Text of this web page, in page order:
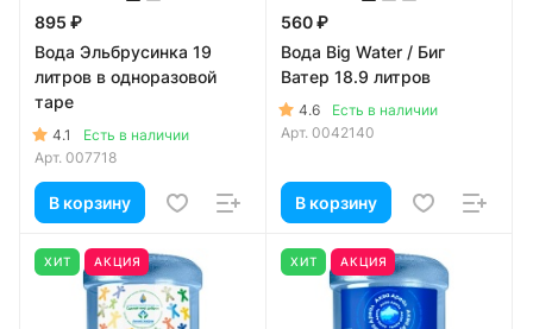
895 ₽
Вода Эльбрусинка 19
литров в одноразовой
таре
4.1
Есть в наличии
Арт. 007718
В корзину
560 ₽
Вода Big Water / Биг
Ватер 18.9 литров
4.6
Есть в наличии
Арт. 0042140
В корзину
ХИТ АКЦИЯ ХИТ АКЦИЯ